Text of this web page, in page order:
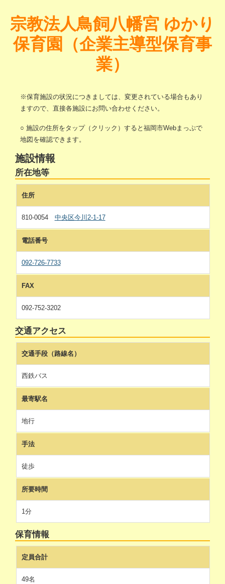
宗教法人鳥飼八幡宮 ゆかり
保育園（企業主導型保育事
業）
※保育施設の状況につきましては、変更されている場合もあり
ますので、直接各施設にお問い合わせください。
○ 施設の住所をタップ（クリック）すると福岡市Webまっぷで
地図を確認できます。
施設情報
所在地等
住所
810-0054 中央区今川2-1-17
電話番号
092-726-7733
FAX
092-752-3202
交通アクセス
交通手段（路線名）
西鉄バス
最寄駅名
地行
手法
徒歩
所要時間
1分
保育情報
定員合計
49名